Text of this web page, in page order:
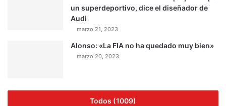
un superdeportivo, dice el diseñador de
Audi
marzo 21, 2023
Alonso: «La FIA no ha quedado muy bien»
marzo 20, 2023
Todos (1009)